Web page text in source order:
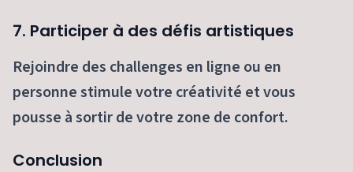
7. Participer à des défis artistiques
Rejoindre des challenges en ligne ou en
personne stimule votre créativité et vous
pousse à sortir de votre zone de confort.
Conclusion